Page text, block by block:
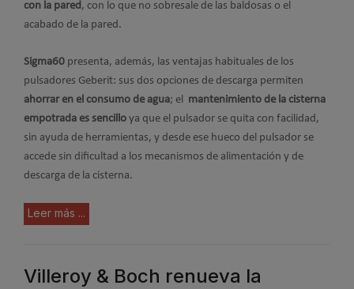
con la pared, con lo que no sobresale de las baldosas o el
acabado de la pared.
Sigma60 presenta, además, las ventajas habituales de los
pulsadores Geberit: sus dos opciones de descarga permiten
ahorrar en el consumo de agua; el mantenimiento de la cisterna
empotrada es sencillo ya que el pulsador se quita con facilidad,
sin ayuda de herramientas, y desde ese hueco del pulsador se
accede sin dificultad a los mecanismos de alimentación y de
descarga de la cisterna.
Leer más ...
Villeroy & Boch renueva la